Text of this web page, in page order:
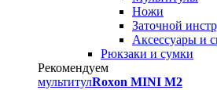
Ножи
Заточной
Аксессуары и
Рюкзаки и сумки
Рекомендуем
мультитулRoxon MINI M2